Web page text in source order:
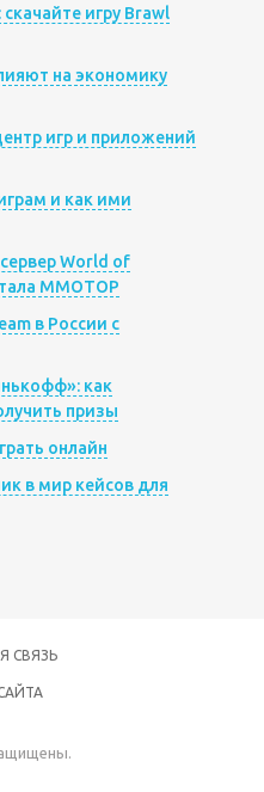
игру Brawl
на экономику
игр и приложений
и как ими
World of
MMOTOP
в России с
как
призы
онлайн
в мир кейсов для
СВЯЗЬ